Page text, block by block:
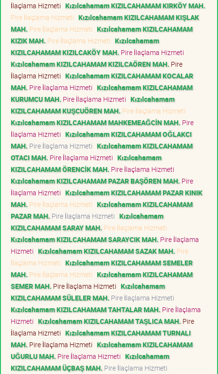
İlaçlama Hizmeti Kızılcahamam KIZILCAHAMAM KIRKÖY MAH.
Pire İlaçlama Hizmeti Kızılcahamam KIZILCAHAMAM KIŞLAK
MAH. Pire İlaçlama Hizmeti Kızılcahamam KIZILCAHAMAM
KIZIK MAH. Pire İlaçlama Hizmeti Kızılcahamam
KIZILCAHAMAM KIZILCAKÖY MAH. Pire İlaçlama Hizmeti
Kızılcahamam KIZILCAHAMAM KIZILCAÖREN MAH. Pire
İlaçlama Hizmeti Kızılcahamam KIZILCAHAMAM KOCALAR
MAH. Pire İlaçlama Hizmeti Kızılcahamam KIZILCAHAMAM
KURUMCU MAH. Pire İlaçlama Hizmeti Kızılcahamam
KIZILCAHAMAM KUŞCUÖREN MAH. Pire İlaçlama Hizmeti
Kızılcahamam KIZILCAHAMAM MAHKEMEAĞCİN MAH. Pire
İlaçlama Hizmeti Kızılcahamam KIZILCAHAMAM OĞLAKCI
MAH. Pire İlaçlama Hizmeti Kızılcahamam KIZILCAHAMAM
OTACI MAH. Pire İlaçlama Hizmeti Kızılcahamam
KIZILCAHAMAM ÖRENCİK MAH. Pire İlaçlama Hizmeti
Kızılcahamam KIZILCAHAMAM PAZAR BAŞÖREN MAH. Pire
İlaçlama Hizmeti Kızılcahamam KIZILCAHAMAM PAZAR KINIK
MAH. Pire İlaçlama Hizmeti Kızılcahamam KIZILCAHAMAM
PAZAR MAH. Pire İlaçlama Hizmeti Kızılcahamam
KIZILCAHAMAM SARAY MAH. Pire İlaçlama Hizmeti
Kızılcahamam KIZILCAHAMAM SARAYCIK MAH. Pire İlaçlama
Hizmeti Kızılcahamam KIZILCAHAMAM SAZAK MAH. Pire
İlaçlama Hizmeti Kızılcahamam KIZILCAHAMAM SEMELER
MAH. Pire İlaçlama Hizmeti Kızılcahamam KIZILCAHAMAM
SEMER MAH. Pire İlaçlama Hizmeti Kızılcahamam
KIZILCAHAMAM SÜLELER MAH. Pire İlaçlama Hizmeti
Kızılcahamam KIZILCAHAMAM TAHTALAR MAH. Pire İlaçlama
Hizmeti Kızılcahamam KIZILCAHAMAM TAŞLICA MAH. Pire
İlaçlama Hizmeti Kızılcahamam KIZILCAHAMAM TURNALI
MAH. Pire İlaçlama Hizmeti Kızılcahamam KIZILCAHAMAM
UĞURLU MAH. Pire İlaçlama Hizmeti Kızılcahamam
KIZILCAHAMAM ÜÇBAŞ MAH. Pire İlaçlama Hizmeti